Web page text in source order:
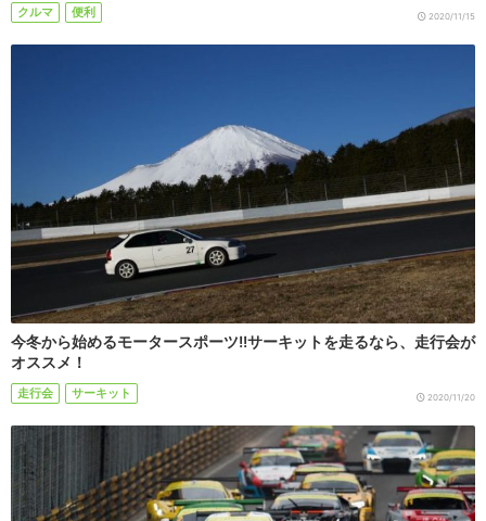
クルマ 便利 2020/11/15
今冬から始めるモータースポーツ!!サーキットを走るなら、走行会が
オススメ！
走行会 サーキット 2020/11/20